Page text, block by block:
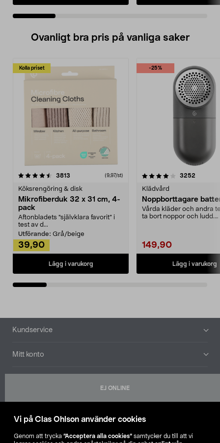
Vi på Clas Ohlson använder cookies
Genom att trycka ”Acceptera alla cookies” samtycker du till att vi
EJ ONLINE
Ovanligt bra pris på vanliga saker
Kolla priset
3813 (9,97/st)
Köksrengöring & disk
Mikrofiberduk 32 x 31 cm, 4-
pack
Aftonbladets "självklara favorit” i
test av d...
Utförande: Grå/beige
39,90
Lägg i varukorg
-25%
4.0av 5 stjärnor 3252
Klädvård
Noppborttagare
Vårda kläder och andra
ta bort noppor och ludd.
149,90
Lägg i varukorg
4.5av 5 stjärnor
Sidfot
Kundservice
Mitt konto
Aktuellt